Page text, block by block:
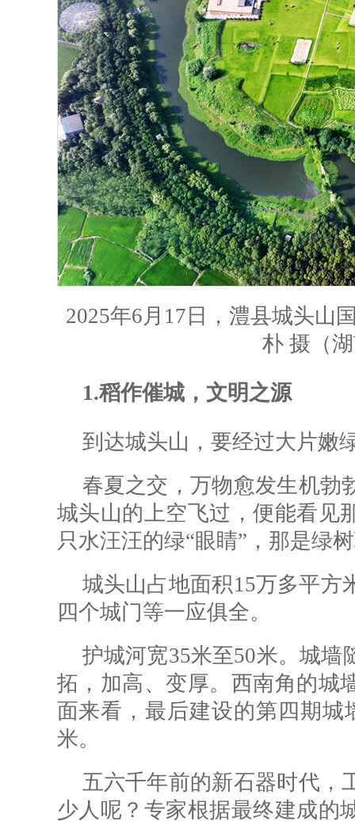
2025年6月17日，澧县城头山
朴 摄（
1.稻作催城，文明之源
到达城头山，要经过大片嫩
春夏之交，万物愈发生机勃
城头山的上空飞过，便能看见
只水汪汪的绿“眼睛”，那是绿
城头山占地面积15万多平方
四个城门等一应俱全。
护城河宽35米至50米。城
拓，加高、变厚。西南角的城
面来看，最后建设的第四期城
米。
五六千年前的新石器时代，
少人呢？专家根据最终建成的